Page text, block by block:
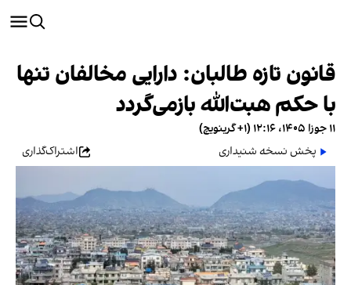
قانون تازه طالبان: دارایی مخالفان تنها
با حکم هبت‌الله بازمی‌گردد
۱۱ جوزا ۱۴۰۵، ۱۲:۱۶ (‎+۱ گرینویچ)
پخش نسخه شنیداری
اشتراک‌گذاری